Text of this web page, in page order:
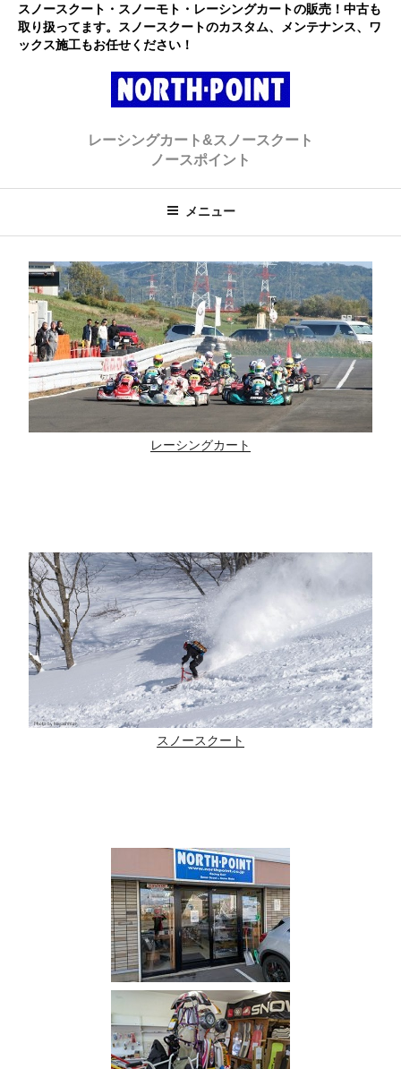
プ
スノースクート・スノーモト・レーシングカートの販売！中古も
取り扱ってます。スノースクートのカスタム、メンテナンス、ワ
ックス施工もお任せください！
ト ノースポイント
レーシングカート&スノースクート
ノースポイント
メニュー
レーシングカート
スノースクート